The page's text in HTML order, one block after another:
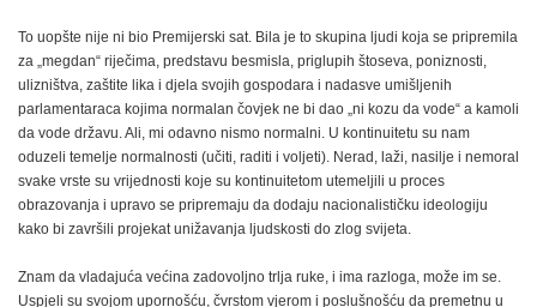
To uopšte nije ni bio Premijerski sat. Bila je to skupina ljudi koja se pripremila
za „megdan“ riječima, predstavu besmisla, priglupih štoseva, poniznosti,
ulizništva, zaštite lika i djela svojih gospodara i nadasve umišljenih
parlamentaraca kojima normalan čovjek ne bi dao „ni kozu da vode“ a kamoli
da vode državu. Ali, mi odavno nismo normalni. U kontinuitetu su nam
oduzeli temelje normalnosti (učiti, raditi i voljeti). Nerad, laži, nasilje i nemoral
svake vrste su vrijednosti koje su kontinuitetom utemeljili u proces
obrazovanja i upravo se pripremaju da dodaju nacionalističku ideologiju
kako bi završili projekat unižavanja ljudskosti do zlog svijeta.
Znam da vladajuća većina zadovoljno trlja ruke, i ima razloga, može im se.
Uspjeli su svojom upornošću, čvrstom vjerom i poslušnošću da premetnu u